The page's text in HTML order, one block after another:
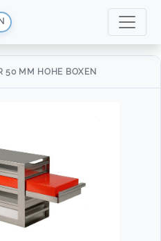
50 MM HOHE BOXEN